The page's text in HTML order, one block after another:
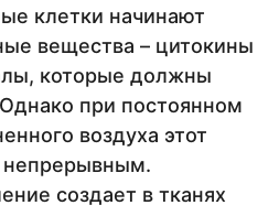
клетки начинают
вещества – цитокины
которые должны
при постоянном
воздуха этот
непрерывным.
создает в тканях